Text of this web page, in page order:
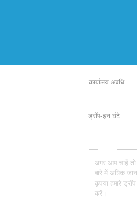
कार्यालय अवधि
ड्रॉप-इन घंटे
अगर आप चाहें तो
बारे में अधिक
कृपया हमारे
करें।